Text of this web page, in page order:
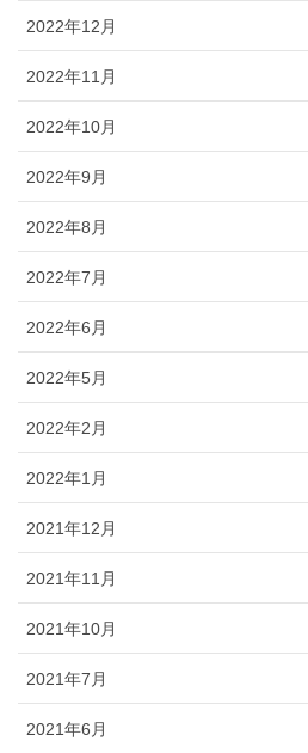
2022年12月
2022年11月
2022年10月
2022年9月
2022年8月
2022年7月
2022年6月
2022年5月
2022年2月
2022年1月
2021年12月
2021年11月
2021年10月
2021年7月
2021年6月